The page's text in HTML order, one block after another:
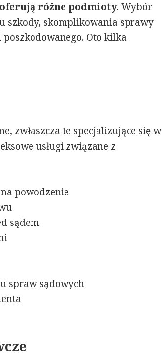
różne podmioty. Wybór
szkody, skomplikowania sprawy
Oto kilka
zwłaszcza te specjalizujące się w
usługi związane z
powodzenie
sądem
spraw sądowych